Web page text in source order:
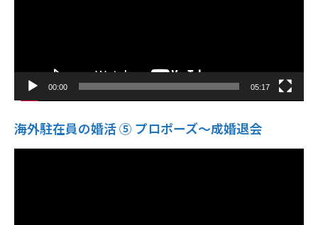
00:00 05:17
海外駐在員の婚活 ⑤ プロポーズ〜成婚退会
動